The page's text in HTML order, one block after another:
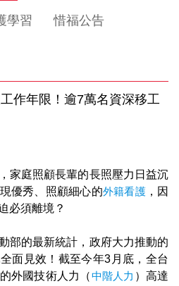
學習 惜福公告
作年限！逾7萬名資深移工
家庭照顧長輩的長照壓力日益沉
優秀、照顧細心的外籍看護，因
必須離境？
部的最新統計，政府大力推動的
面見效！截至今年3月底，全台
外國技術人力（中階人力 ）高達